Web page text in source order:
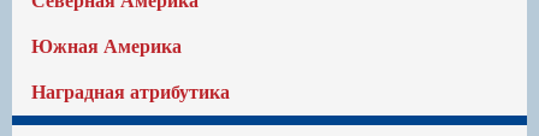
Южная Америка
Наградная атрибутика